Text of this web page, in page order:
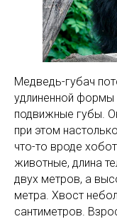
Медведь-губач
удлиненной формы
подвижные губы.
при этом
что-то вроде
животные, длина
двух метров, а
метра. Хвост
сантиметров.